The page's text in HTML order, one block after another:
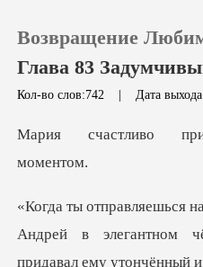
История чтения
Возвращение
Глава 83
Кол-во слов:742 | Дата
Андрей в элегантном